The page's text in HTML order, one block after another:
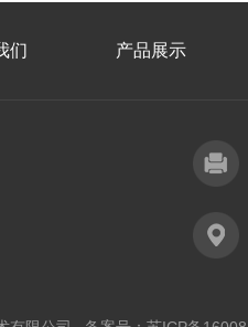
们 产品展示